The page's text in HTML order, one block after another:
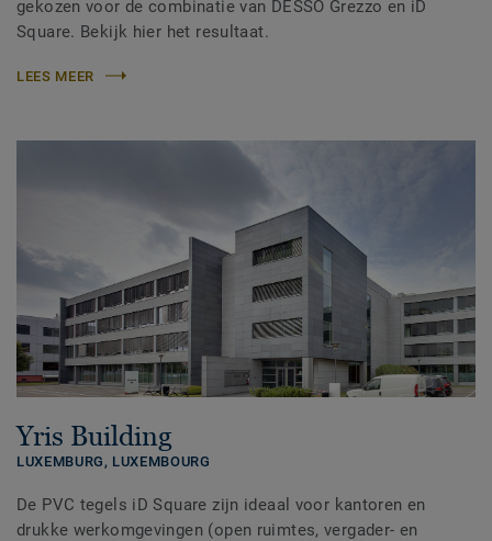
gekozen voor de combinatie van DESSO Grezzo en iD
Square. Bekijk hier het resultaat.
LEES MEER
Yris Building
LUXEMBURG, LUXEMBOURG
De PVC tegels iD Square zijn ideaal voor kantoren en
drukke werkomgevingen (open ruimtes, vergader- en